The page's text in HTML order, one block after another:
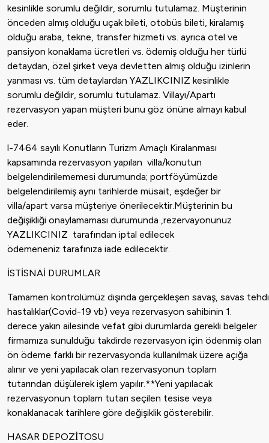
kesinlikle sorumlu değildir, sorumlu tutulamaz. Müşterinin
önceden almış olduğu uçak bileti, otobüs bileti, kiralamış
olduğu araba, tekne, transfer hizmeti vs. ayrıca otel ve
pansiyon konaklama ücretleri vs. ödemiş olduğu her türlü
detaydan, özel şirket veya devletten almış olduğu izinlerin
yanması vs. tüm detaylardan YAZLIKCINIZ kesinlikle
sorumlu değildir, sorumlu tutulamaz. Villayı/Apartı
rezervasyon yapan müşteri bunu göz önüne almayı kabul
eder.
l-7464 sayılı Konutların Turizm Amaçlı Kiralanması
kapsamında rezervasyon yapılan villa/konutun
belgelendirilememesi durumunda; portföyümüzde
belgelendirilemiş aynı tarihlerde müsait, eşdeğer bir
villa/apart varsa müşteriye önerilecektir.Müşterinin bu
değişikliği onaylamaması durumunda ,rezervayonunuz
YAZLIKCINIZ tarafından iptal edilecek
ödemeneniz tarafınıza iade edilecektir.
İSTİSNAİ DURUMLAR
Tamamen kontrolümüz dışında gerçekleşen savaş, savas
hastalıklar(Covid-19 vb) veya rezervasyon sahibinin 1.
derece yakın ailesinde vefat gibi durumlarda gerekli belgeler
firmamıza sunulduğu takdirde rezervasyon için ödenmiş olan
ön ödeme farklı bir rezervasyonda kullanılmak üzere açığa
alınır ve yeni yapılacak olan rezervasyonun toplam
tutarından düşülerek işlem yapılır.**Yeni yapılacak
rezervasyonun toplam tutarı seçilen tesise veya
konaklanacak tarihlere göre değişiklik gösterebilir.
HASAR DEPOZİTOSU